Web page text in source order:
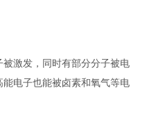
激发，同时有部分分子被电
电子也能被卤素和氧气等电